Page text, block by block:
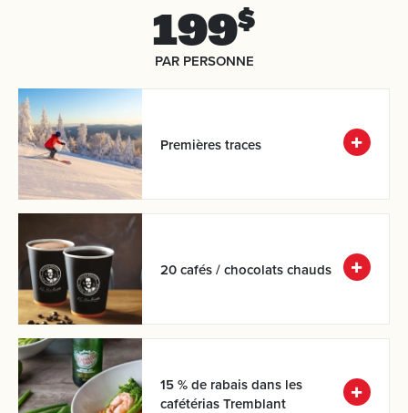
199$
PAR PERSONNE
Premières traces
20 cafés / chocolats chauds
15 % de rabais dans les
cafétérias Tremblant